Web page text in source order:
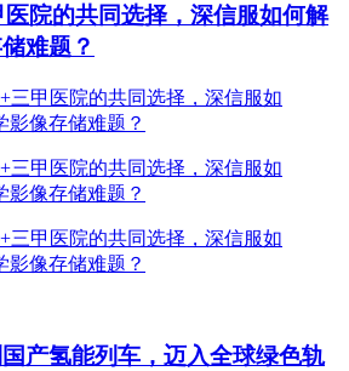
医院的共同选择，深信服如何解
难题？
产氢能列车，迈入全球绿色轨